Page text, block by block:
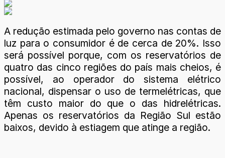
A redução estimada pelo governo nas contas de
luz para o consumidor é de cerca de 20%. Isso
será possível porque, com os reservatórios de
quatro das cinco regiões do país mais cheios, é
possível, ao operador do sistema elétrico
nacional, dispensar o uso de termelétricas, que
têm custo maior do que o das hidrelétricas.
Apenas os reservatórios da Região Sul estão
baixos, devido à estiagem que atinge a região.